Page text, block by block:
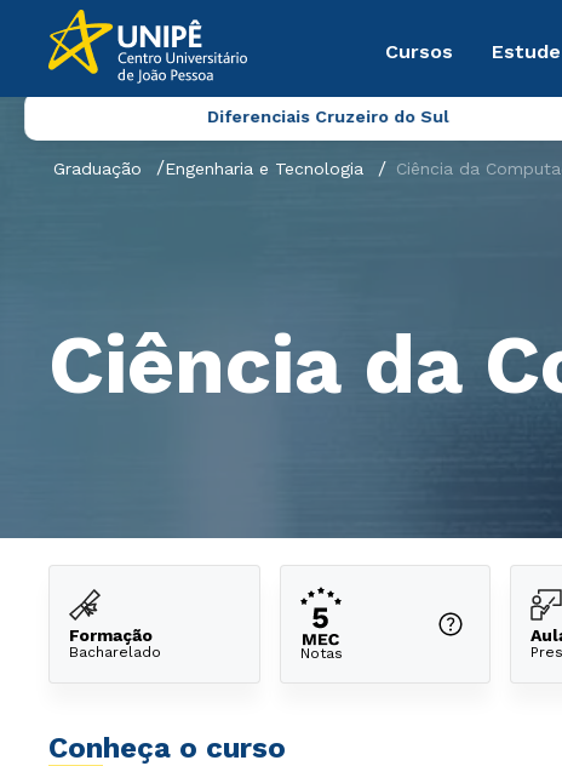
Cursos Estude
Diferenciais Cruzeiro do Sul
Graduação Engenharia e Tecnologia Ciência da
Ciência da
Formação
Bacharelado Notas
Conheça o curso